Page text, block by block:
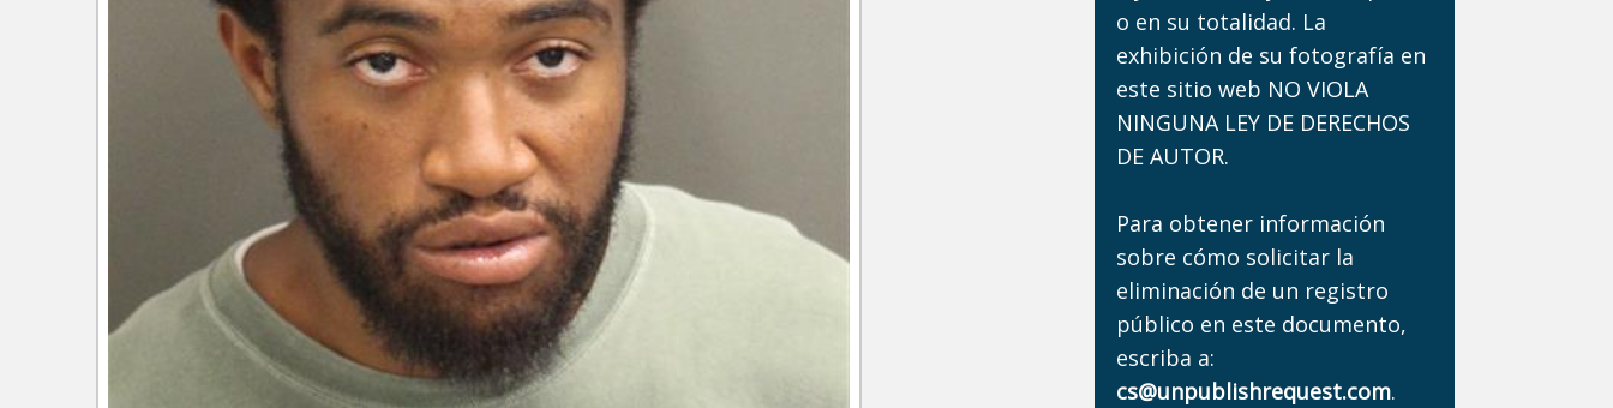
o en su totalidad. La
exhibición de su fotografía en
este sitio web NO VIOLA
NINGUNA LEY DE DERECHOS
DE AUTOR.
Para obtener información
sobre cómo solicitar la
eliminación de un registro
público en este documento,
escriba a:
cs@unpublishrequest.com.